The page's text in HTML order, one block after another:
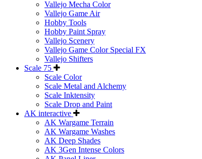
Vallejo Mecha Color
Vallejo Game Air
Hobby Tools
Hobby Paint Spray
Vallejo Scenery
Vallejo Game Color Special FX
Vallejo Shifters
Scale 75
Scale Color
Scale Metal and Alchemy
Scale Inktensity
Scale Drop and Paint
AK interactive
AK Wargame Terrain
AK Wargame Washes
AK Deep Shades
AK 3Gen Intense Colors